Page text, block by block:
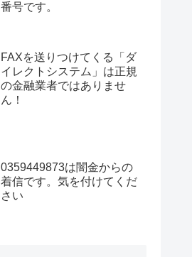
番号です。
FAXを送りつけてくる「ダ
イレクトシステム」は正規
の金融業者ではありませ
ん！
0359449873は闇金からの
着信です。気を付けてくだ
さい